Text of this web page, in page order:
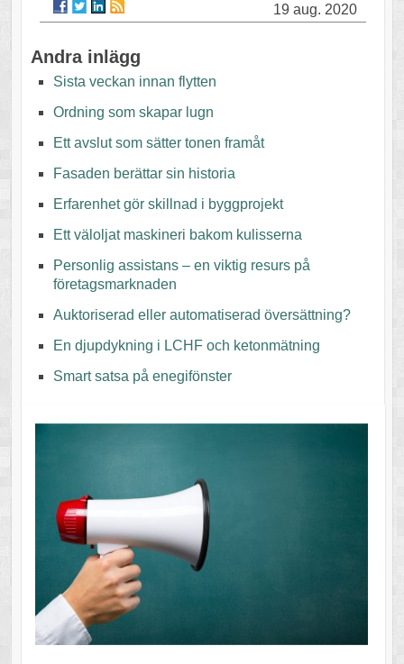
19 aug. 2020
Andra inlägg
Sista veckan innan flytten
Ordning som skapar lugn
Ett avslut som sätter tonen framåt
Fasaden berättar sin historia
Erfarenhet gör skillnad i byggprojekt
Ett väloljat maskineri bakom kulisserna
Personlig assistans – en viktig resurs på
företagsmarknaden
Auktoriserad eller automatiserad översättning?
En djupdykning i LCHF och ketonmätning
Smart satsa på enegifönster